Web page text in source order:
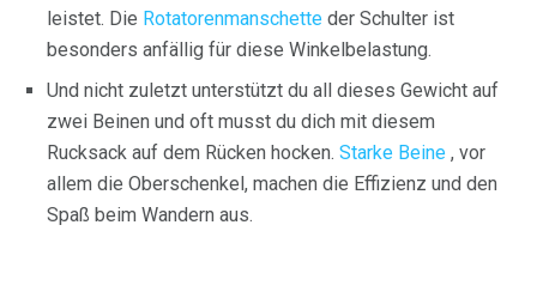
leistet. Die Rotatorenmanschette der Schulter ist
besonders anfällig für diese Winkelbelastung.
Und nicht zuletzt unterstützt du all dieses Gewicht auf
zwei Beinen und oft musst du dich mit diesem
Rucksack auf dem Rücken hocken. Starke Beine , vor
allem die Oberschenkel, machen die Effizienz und den
Spaß beim Wandern aus.